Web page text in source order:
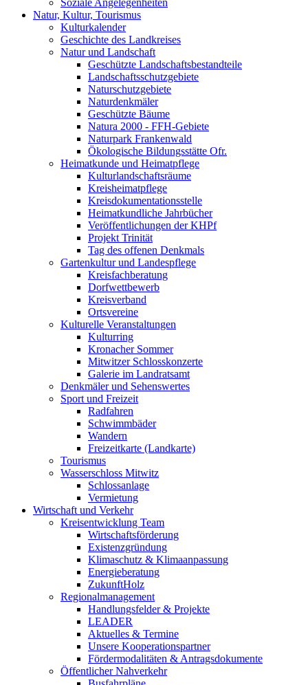
Soziale Angelegenheiten
Natur, Kultur, Tourismus
Kulturkalender
Geschichte des Landkreises
Natur und Landschaft
Geschützte Landschaftsbestandteile
Landschaftsschutzgebiete
Naturschutzgebiete
Naturdenkmäler
Geschützte Bäume
Natura 2000 - FFH-Gebiete
Naturpark Frankenwald
Ökologische Bildungsstätte Ofr.
Heimatkunde und Heimatpflege
Kulturlandschaftsräume
Kreisheimatpflege
Kreisdokumentationsstelle
Heimatkundliche Jahrbücher
Veröffentlichungen der KHPf
Projekt Trinität
Tag des offenen Denkmals
Gartenkultur und Landespflege
Kreisfachberatung
Dorfwettbewerb
Kreisverband
Ortsvereine
Kulturelle Veranstaltungen
Kulturring
Kronacher Sommer
Mitwitzer Schlosskonzerte
Galerie im Landratsamt
Denkmäler und Sehenswertes
Sport und Freizeit
Radfahren
Schwimmbäder
Wandern
Freizeitkarte (Landkarte)
Tourismus
Wasserschloss Mitwitz
Schlossanlage
Vermietung
Wirtschaft und Verkehr
Kreisentwicklung Team
Wirtschaftsförderung
Existenzgründung
Klimaschutz & Klimaanpassung
Energieberatung
ZukunftHolz
Regionalmanagement
Handlungsfelder & Projekte
LEADER
Aktuelles & Termine
Unsere Kooperationspartner
Fördermodalitäten & Antragsdokumente
Öffentlicher Nahverkehr